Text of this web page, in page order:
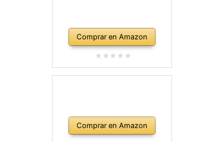
Comprar en Amazon
Comprar en Amazon